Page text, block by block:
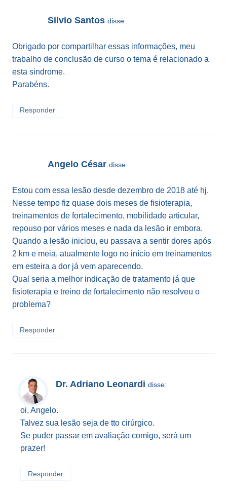
Silvio Santos disse:
Obrigado por compartilhar essas informações, meu
trabalho de conclusão de curso o tema é relacionado a
esta sindrome.
Parabéns.
Responder
Angelo César disse:
Estou com essa lesão desde dezembro de 2018 até hj.
Nesse tempo fiz quase dois meses de fisioterapia,
treinamentos de fortalecimento, mobilidade articular,
repouso por vários meses e nada da lesão ir embora.
Quando a lesão iniciou, eu passava a sentir dores após
2 km e meia, atualmente logo no início em treinamentos
em esteira a dor já vem aparecendo.
Qual seria a melhor indicação de tratamento já que
fisioterapia e treino de fortalecimento não resolveu o
problema?
Responder
Dr. Adriano Leonardi disse:
oi, Angelo.
Talvez sua lesão seja de tto cirúrgico.
Se puder passar em avaliação comigo, será um
prazer!
Responder